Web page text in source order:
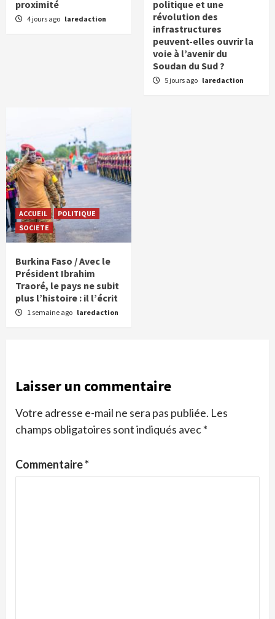
proximité
4 jours ago laredaction
politique et une
révolution des
infrastructures
peuvent-elles ouvrir la
voie à l’avenir du
Soudan du Sud ?
5 jours ago laredaction
ACCUEIL
POLITIQUE
SOCIETE
Burkina Faso / Avec le
Président Ibrahim
Traoré, le pays ne subit
plus l’histoire : il l’écrit
1 semaine ago laredaction
Laisser un commentaire
Votre adresse e-mail ne sera pas publiée. Les
champs obligatoires sont indiqués avec*
Commentaire*